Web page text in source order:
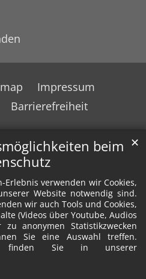
beim
verwenden wir Cookies,
Website notwendig sind.
wir auch Tools und Cookies,
(Videos über Youtube, Audios
anonymen Statistikzwecken
Sie eine Auswahl treffen.
finden Sie in unserer
✕
Impressum
Barrierefreiheit